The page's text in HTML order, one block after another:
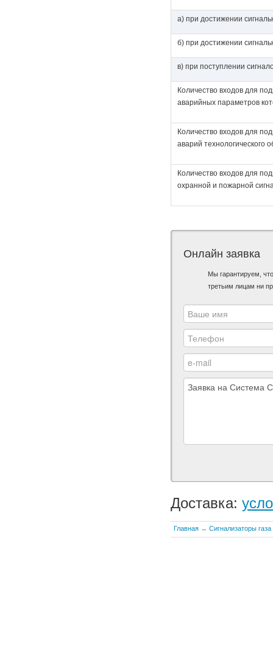
а) при достижении
б) при достижении
в) при поступлении
Количество входов для
аварийных параметров
Количество входов для
аварий технологического
Количество входов для
охранной и пожарной
Онлайн заявка
Мы гарантируем,
третьим лицам ни
Доставка:
Главная → Сигнализаторы газа